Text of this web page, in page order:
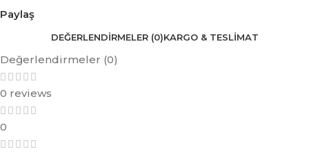
Paylaş
DEĞERLENDIRMELER (0)KARGO & TESLIMAT
Değerlendirmeler (0)
0 reviews
0